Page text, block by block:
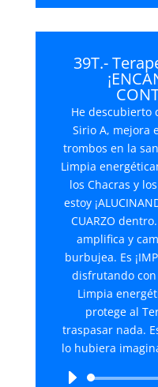
39T.-
He descubierto
Sirio A, mejora
trombos en la
Limpia
los Chacras y
estoy
CUARZO
amplifica y
burbujea. Es
disfrutando
Limpia
protege al
traspasar nada.
lo hubiera